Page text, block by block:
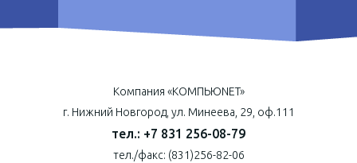
Компания «КОМПЬЮNET»
г. Нижний Новгород, ул. Минеева, 29, оф.111
тел.: +7 831 256-08-79
тел./факс: (831)256-82-06